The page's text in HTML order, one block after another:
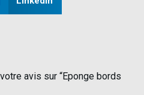
avis sur “Eponge bords